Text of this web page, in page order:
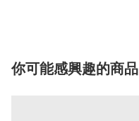
你可能感興趣的商品